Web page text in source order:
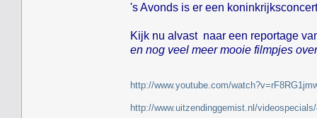
's Avonds is er een
Kijk nu alvast naar een reportage
en nog veel meer mooie filmpjes
http://www.youtube.com/
http://www.uitzendinggemist.nl/